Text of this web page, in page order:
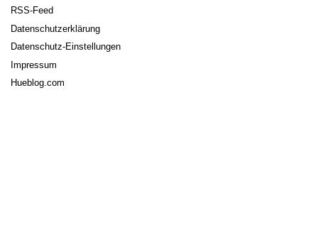
RSS-Feed
Datenschutzerklärung
Datenschutz-Einstellungen
Impressum
Hueblog.com